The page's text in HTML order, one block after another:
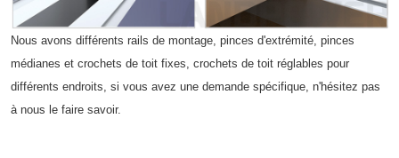
Nous avons différents rails de montage, pinces d'extrémité, pinces
médianes et crochets de toit fixes, crochets de toit réglables pour
différents endroits, si vous avez une demande spécifique, n'hésitez pas
à nous le faire savoir.